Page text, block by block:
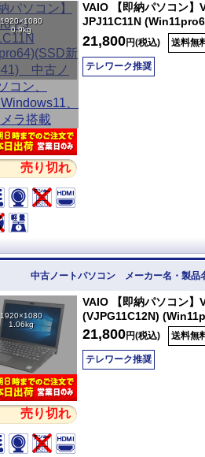
1920×1080
0.9kg
売り切れ
VAIO 【即納パソコン】
JPJ11C11N
21,800円(税込) 送料無
テレワーク推奨
中古ノートパソコン メーカー名・製品
1920×1080
1.06kg
売り切れ
VAIO 【即納パソコン】
(VJPG11C12N)
21,800円(税込) 送料無
テレワーク推奨